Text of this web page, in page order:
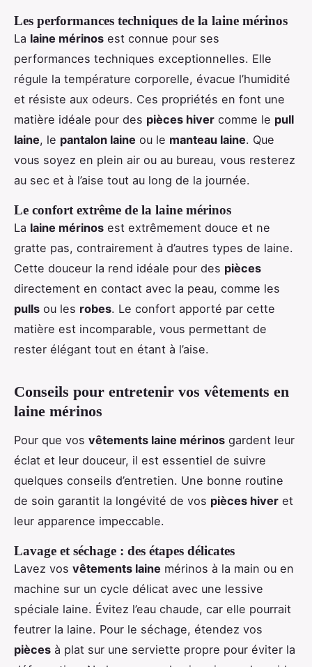
Les performances techniques de la laine mérinos
La laine mérinos est connue pour ses
performances techniques exceptionnelles. Elle
régule la température corporelle, évacue l’humidité
et résiste aux odeurs. Ces propriétés en font une
matière idéale pour des pièces hiver comme le pull
laine, le pantalon laine ou le manteau laine. Que
vous soyez en plein air ou au bureau, vous resterez
au sec et à l’aise tout au long de la journée.
Le confort extrême de la laine mérinos
La laine mérinos est extrêmement douce et ne
gratte pas, contrairement à d’autres types de laine.
Cette douceur la rend idéale pour des pièces
directement en contact avec la peau, comme les
pulls ou les robes. Le confort apporté par cette
matière est incomparable, vous permettant de
rester élégant tout en étant à l’aise.
Conseils pour entretenir vos vêtements en
laine mérinos
Pour que vos vêtements laine mérinos gardent leur
éclat et leur douceur, il est essentiel de suivre
quelques conseils d’entretien. Une bonne routine
de soin garantit la longévité de vos pièces hiver et
leur apparence impeccable.
Lavage et séchage : des étapes délicates
Lavez vos vêtements laine mérinos à la main ou en
machine sur un cycle délicat avec une lessive
spéciale laine. Évitez l’eau chaude, car elle pourrait
feutrer la laine. Pour le séchage, étendez vos
pièces à plat sur une serviette propre pour éviter la